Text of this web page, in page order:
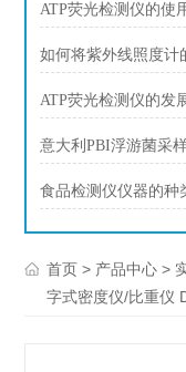
ATP荧光检测仪的使
如何将紫外线照度计
ATP荧光检测仪的发
意大利PBI浮游菌采
食品检测仪仪器的种
首页 > 产品中心 >
字式密度仪/比重仪